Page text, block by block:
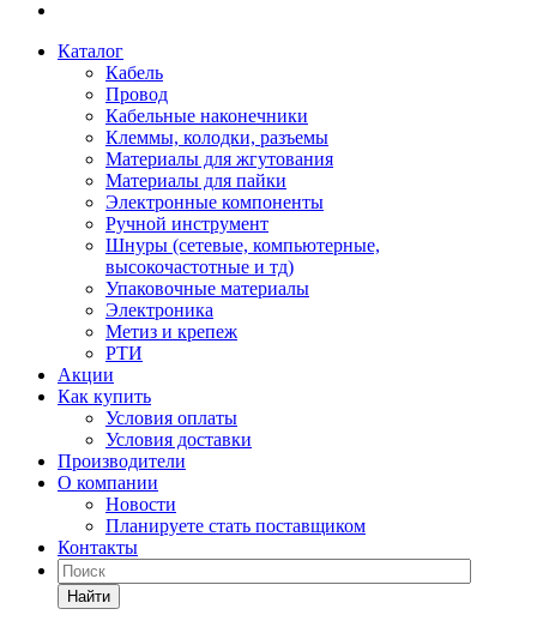
Каталог
Кабель
Провод
Кабельные наконечники
Клеммы, колодки, разъемы
Материалы для жгутования
Материалы для пайки
Электронные компоненты
Ручной инструмент
Шнуры (сетевые, компьютерные,
высокочастотные и тд)
Упаковочные материалы
Электроника
Метиз и крепеж
РТИ
Акции
Как купить
Условия оплаты
Условия доставки
Производители
О компании
Новости
Планируете стать поставщиком
Контакты
Найти